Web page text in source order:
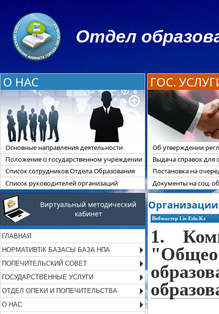
Отдел
О НАС
Основные направления деятельности
Положение о государственном учреждении
Список сотрудников Отдела Образования
Список руководителей организаций
ГОС.
Об утверждении
Выдача справок для
Постановка на
Документы на соц.
Виртуальный методический
кабинет
ГЛАВНАЯ
НОРМАТИВТіК БАЗАСЫ БАЗА НПА
ПОПЕЧИТЕЛЬСКИЙ СОВЕТ
ГОСУДАРСТВЕННЫЕ УСЛУГИ
ОТДЕЛ ОПЕКИ И ПОПЕЧИТЕЛЬСТВА
О НАС
Организации
Вебмастер Lis-Edu.Kz
1.